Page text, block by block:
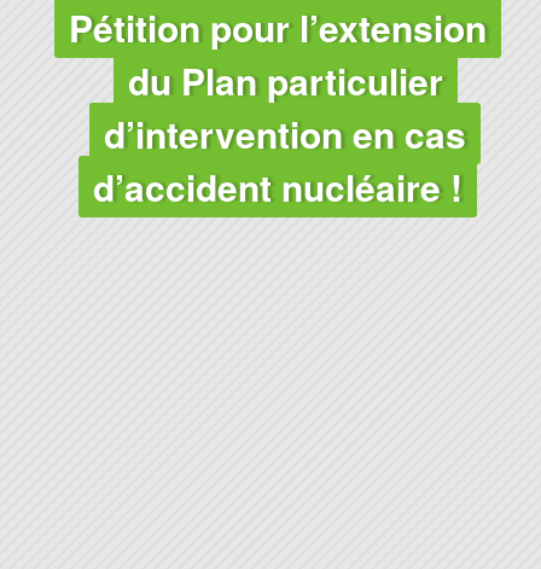
Pétition pour l’extension
du Plan particulier
d’intervention en cas
d’accident nucléaire !